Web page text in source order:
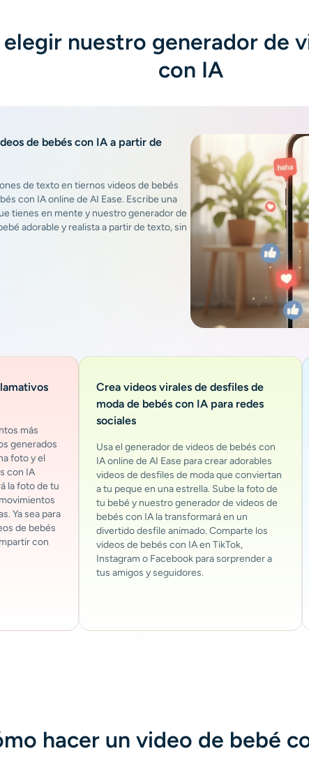
elegir nuestro generador de
con IA
de bebés con IA a partir de
de texto en tiernos videos de bebés
con IA online de AI Ease. Escribe una
tienes en mente y nuestro generador de
adorable y realista a partir de texto, sin
más
generados
foto y el
con IA
la foto de tu
Ya sea para
de bebés
con
Crea videos virales de desfiles de
moda de bebés con IA para redes
sociales
Usa el generador de videos de bebés con
IA online de AI Ease para crear adorables
videos de desfiles de moda que conviertan
a tu peque en una estrella. Sube la foto de
tu bebé y nuestro generador de videos de
bebés con IA la transformará en un
divertido desfile animado. Comparte los
videos de bebés con IA en TikTok,
Instagram o Facebook para sorprender a
tus amigos y seguidores.
hacer un video de bebé